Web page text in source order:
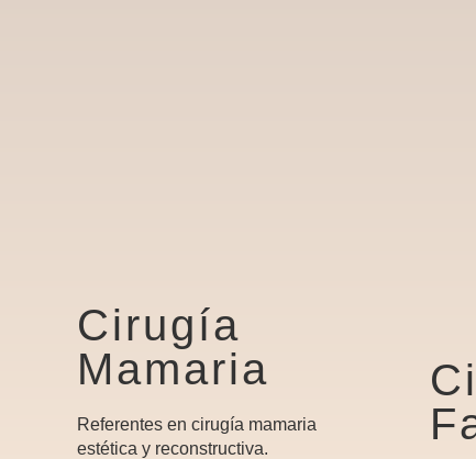
Cirugía
Mamaria
Referentes en cirugía mamaria
estética y reconstructiva.